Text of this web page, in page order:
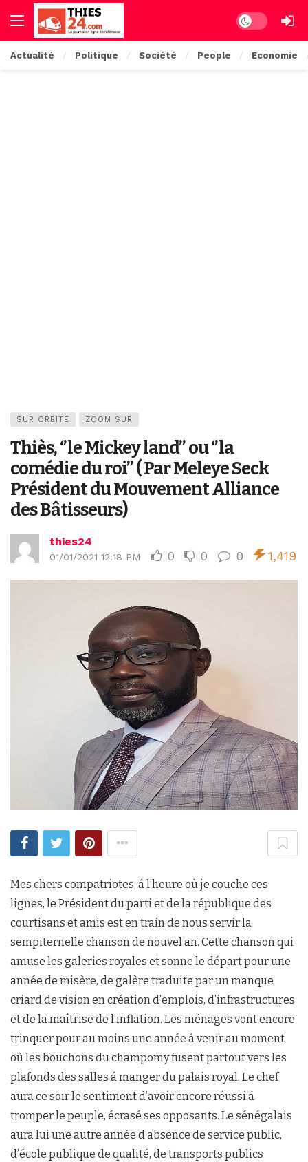
Dark mode
Actualité Politique Société People Economie
SUR ORBITE ZOOM SUR
Thiès, ‘’le Mickey land’’ ou ‘’la
comédie du roi’’ ( Par Meleye Seck
Président du Mouvement Alliance
des Bâtisseurs)
thies24
01/01/2021 12:18 PM 0 0 0 1,419
Mes chers compatriotes, á l’heure où je couche ces
lignes, le Président du parti et de la république des
courtisans et amis est en train de nous servir la
sempiternelle chanson de nouvel an. Cette chanson qui
amuse les galeries royales et sonne le départ pour une
année de misère, de galère traduite par un manque
criard de vision en création d’emplois, d’infrastructures
et de la maîtrise de l’inflation. Les ménages vont encore
trinquer pour au moins une année á venir au moment
où les bouchons du champomy fusent partout vers les
plafonds des salles á manger du palais royal. Le chef
aura ce soir le sentiment d’avoir encore réussi á
tromper le peuple, écrasé ses opposants. Le sénégalais
aura lui une autre année d’absence de service public,
d’école publique de qualité, de transports publics